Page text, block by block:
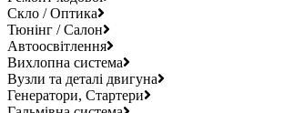
Скло / Оптика
Тюнінг / Салон
Автоосвітлення
Вихлопна система
Вузли та деталі двигуна
Генератори, Стартери